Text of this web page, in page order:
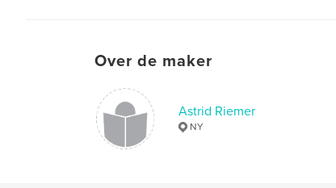
Over de maker
Astrid Riemer
NY